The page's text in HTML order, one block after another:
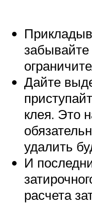
забывайте
Дайте
клея. Это
удалить
И
расчета